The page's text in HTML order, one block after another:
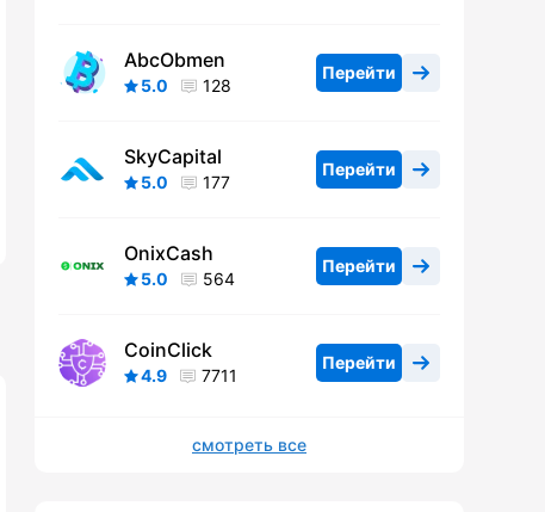
AbcObmen
5.0 128
Перейти
SkyCapital
5.0 177
Перейти
OnixCash
5.0 564
Перейти
CoinClick
4.9 7711
Перейти
смотреть все